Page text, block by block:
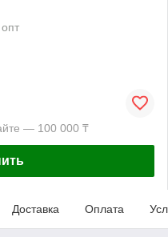
— 100 000 ₸
Доставка Оплата